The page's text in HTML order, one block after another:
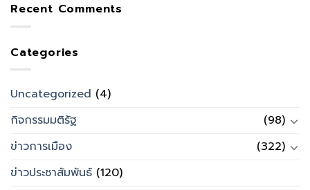
Recent Comments
Categories
Uncategorized (4)
กิจกรรมมติรัฐ
(98)
ข่าวการเมือง
(322)
ข่าวประชาสัมพันธ์ (120)